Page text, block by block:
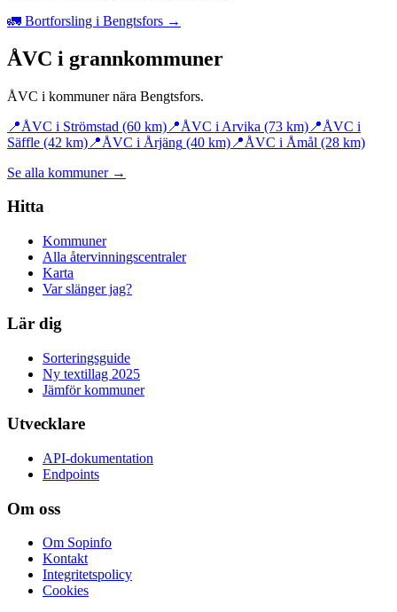
🚛 Bortforsling i Bengtsfors →
ÅVC i grannkommuner
ÅVC i kommuner nära Bengtsfors.
📍ÅVC i Strömstad (60 km) 📍ÅVC i Arvika (73 km) 📍ÅVC i
Säffle (42 km) 📍ÅVC i Årjäng (40 km) 📍ÅVC i Åmål (28 km)
Se alla kommuner →
Hitta
Kommuner
Alla återvinningscentraler
Karta
Var slänger jag?
Lär dig
Sorteringsguide
Ny textillag 2025
Jämför kommuner
Utvecklare
API-dokumentation
Endpoints
Om oss
Om Sopinfo
Kontakt
Integritetspolicy
Cookies